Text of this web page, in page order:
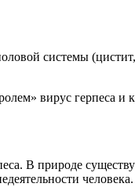
системы
вирус герпеса и
В природе